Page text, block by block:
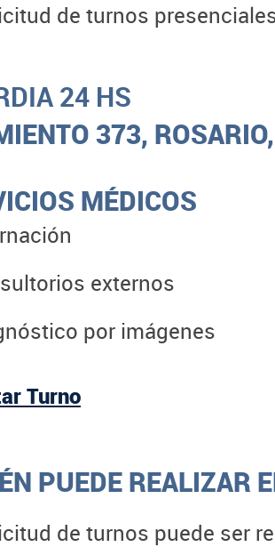
de turnos
24 HS
373,
MÉDICOS
externos
por imágenes
Turno
PUEDE REALIZAR
de turnos puede ser